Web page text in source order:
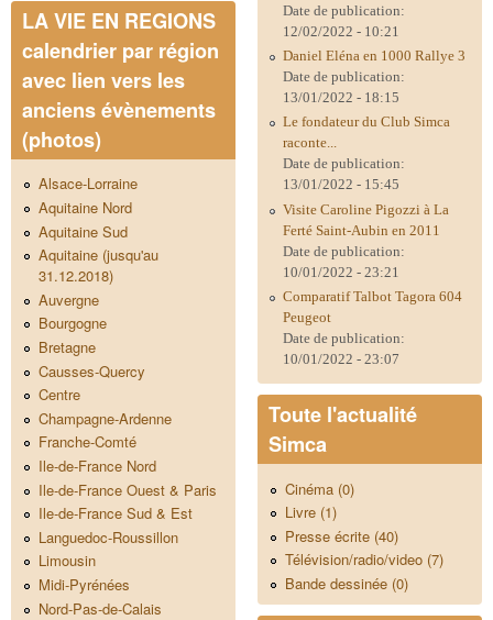
LA VIE EN REGIONS
calendrier par région
avec lien vers les
anciens évènements
(photos)
Alsace-Lorraine
Aquitaine Nord
Aquitaine Sud
Aquitaine (jusqu'au
31.12.2018)
Auvergne
Bourgogne
Bretagne
Causses-Quercy
Centre
Champagne-Ardenne
Franche-Comté
Ile-de-France Nord
Ile-de-France Ouest & Paris
Ile-de-France Sud & Est
Languedoc-Roussillon
Limousin
Midi-Pyrénées
Nord-Pas-de-Calais
Date de publication:
12/02/2022 - 10:21
Daniel Eléna en 1000 Rallye 3
Date de publication:
13/01/2022 - 18:15
Le fondateur du Club Simca
raconte...
Date de publication:
13/01/2022 - 15:45
Visite Caroline Pigozzi à La
Ferté Saint-Aubin en 2011
Date de publication:
10/01/2022 - 23:21
Comparatif Talbot Tagora 604
Peugeot
Date de publication:
10/01/2022 - 23:07
Toute l'actualité
Simca
Cinéma (0)
Livre (1)
Presse écrite (40)
Télévision/radio/video (7)
Bande dessinée (0)